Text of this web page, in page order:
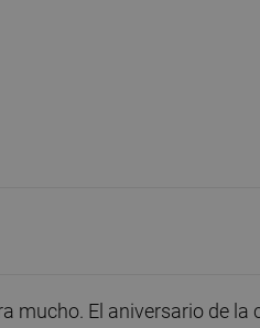
mucho. El aniversario de